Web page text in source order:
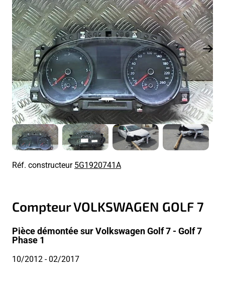
Réf. constructeur5G1920741A
Compteur VOLKSWAGEN GOLF 7
Pièce démontée sur Volkswagen Golf 7 - Golf 7
Phase 1
10/2012- 02/2017